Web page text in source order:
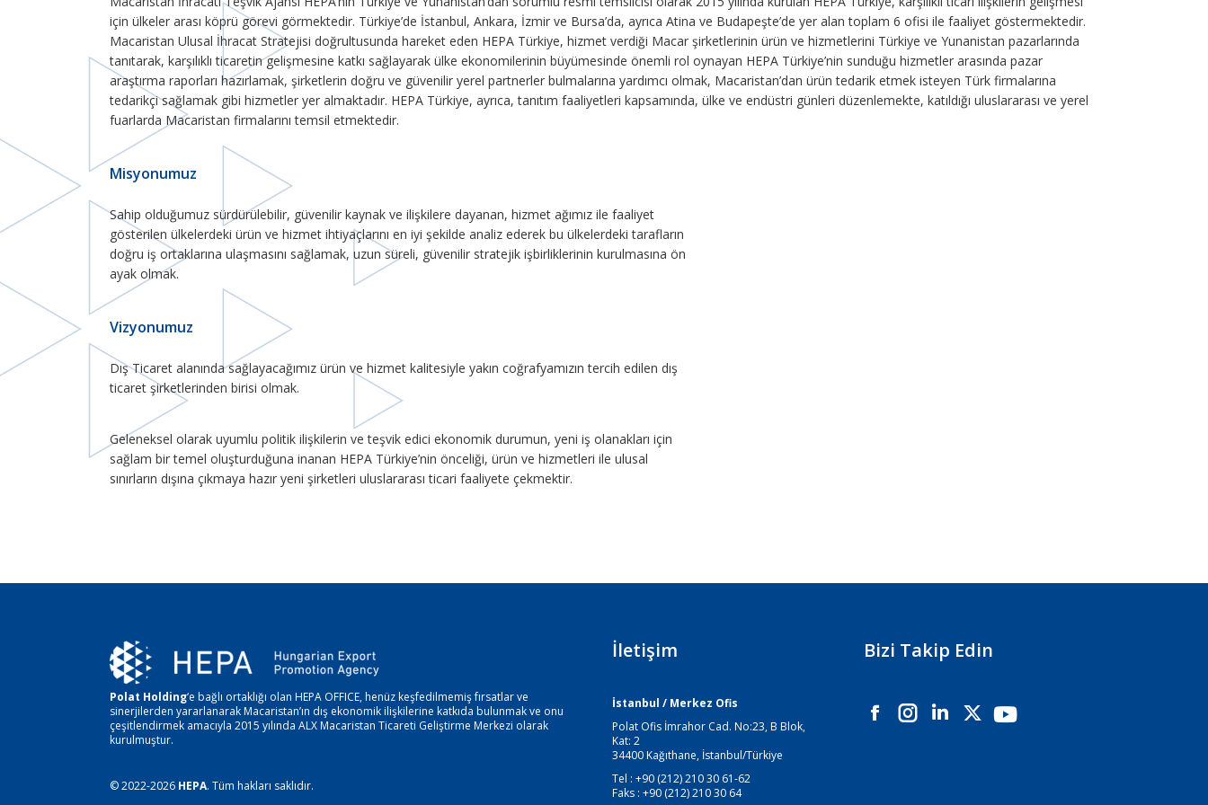
için ülkeler arası köprü görevi görmektedir. Türkiye’de İstanbul, Ankara, İzmir ve Bursa’da, ayrıca Atina ve Budapeşte’de yer alan toplam 6 ofisi ile faaliyet göstermektedir.
Macaristan Ulusal İhracat Stratejisi doğrultusunda hareket eden HEPA Türkiye, hizmet verdiği Macar şirketlerinin ürün ve hizmetlerini Türkiye ve Yunanistan pazarlarında
tanıtarak, karşılıklı ticaretin gelişmesine katkı sağlayarak ülke ekonomilerinin büyümesinde önemli rol oynayan HEPA Türkiye’nin sunduğu hizmetler arasında pazar
araştırma raporları hazırlamak, şirketlerin doğru ve güvenilir yerel partnerler bulmalarına yardımcı olmak, Macaristan’dan ürün tedarik etmek isteyen Türk firmalarına
tedarikçi sağlamak gibi hizmetler yer almaktadır. HEPA Türkiye, ayrıca, tanıtım faaliyetleri kapsamında, ülke ve endüstri günleri düzenlemekte, katıldığı uluslararası ve yerel
fuarlarda Macaristan firmalarını temsil etmektedir.
Misyonumuz
Sahip olduğumuz sürdürülebilir, güvenilir kaynak ve ilişkilere dayanan, hizmet ağımız ile faaliyet
gösterilen ülkelerdeki ürün ve hizmet ihtiyaçlarını en iyi şekilde analiz ederek bu ülkelerdeki tarafların
doğru iş ortaklarına ulaşmasını sağlamak, uzun süreli, güvenilir stratejik işbirliklerinin kurulmasına ön
ayak olmak.
Vizyonumuz
Dış Ticaret alanında sağlayacağımız ürün ve hizmet kalitesiyle yakın coğrafyamızın tercih edilen dış
ticaret şirketlerinden birisi olmak.
Geleneksel olarak uyumlu politik ilişkilerin ve teşvik edici ekonomik durumun, yeni iş olanakları için
sağlam bir temel oluşturduğuna inanan HEPA Türkiye’nin önceliği, ürün ve hizmetleri ile ulusal
sınırların dışına çıkmaya hazır yeni şirketleri uluslararası ticari faaliyete çekmektir.
Polat Holding‘e bağlı ortaklığı olan HEPA OFFICE, henüz keşfedilmemiş fırsatlar ve
sinerjilerden yararlanarak Macaristan’ın dış ekonomik ilişkilerine katkıda bulunmak ve onu
çeşitlendirmek amacıyla 2015 yılında ALX Macaristan Ticareti Geliştirme Merkezi olarak
kurulmuştur.
© 2022-2026 HEPA. Tüm hakları saklıdır.
İletişim
İstanbul / Merkez Ofis
Polat Ofis İmrahor Cad. No:23, B Blok,
Kat: 2
34400 Kağıthane, İstanbul/Türkiye
Tel : +90 (212) 210 30 61-62
Faks : +90 (212) 210 30 64
Bizi Takip Edin
Instagram